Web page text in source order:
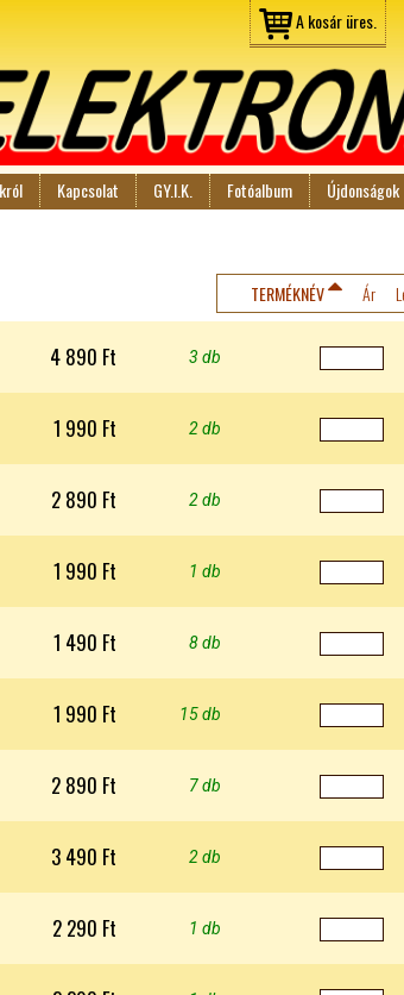
A kosár üres.
TERMÉKNÉV Ár
4 890 Ft 3 db
1 990 Ft 2 db
2 890 Ft 2 db
1 990 Ft 1 db
1 490 Ft 8 db
1 990 Ft 15 db
2 890 Ft 7 db
3 490 Ft 2 db
2 290 Ft 1 db
Kapcsolat GY.I.K. Fotóalbum Újdonságok